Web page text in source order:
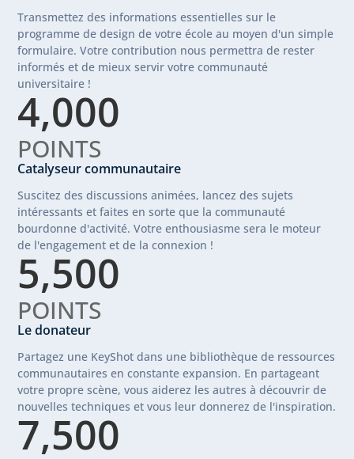
Transmettez des informations essentielles sur le
programme de design de votre école au moyen d'un simple
formulaire. Votre contribution nous permettra de rester
informés et de mieux servir votre communauté
universitaire !
4,000
POINTS
Catalyseur communautaire
Suscitez des discussions animées, lancez des sujets
intéressants et faites en sorte que la communauté
bourdonne d'activité. Votre enthousiasme sera le moteur
de l'engagement et de la connexion !
5,500
POINTS
Le donateur
Partagez une KeyShot dans une bibliothèque de ressources
communautaires en constante expansion. En partageant
votre propre scène, vous aiderez les autres à découvrir de
nouvelles techniques et vous leur donnerez de l'inspiration.
7,500